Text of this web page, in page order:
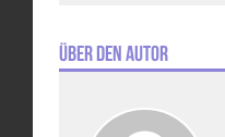
Über den Autor